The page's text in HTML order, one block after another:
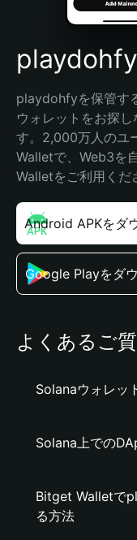
Español (Argentina)
playdohfyを保管す
ウォレットをお探
す。2,000万人のユ
Walletで、Web3を
Walletをご利用くだ
Android APKをダ
Google Playをダ
よくあるご
Solanaウォレッ
Solana上での
Bitget Walletで
る方法